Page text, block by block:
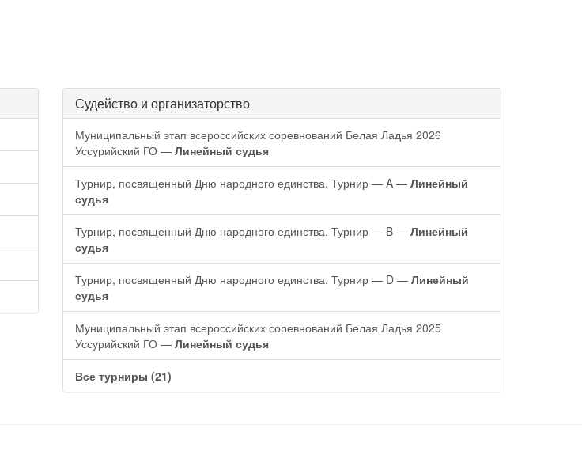
Судейство и организаторство
Муниципальный этап всероссийских соревнований Белая Ладья 2026
Уссурийский ГО — Линейный судья
Турнир, посвященный Дню народного единства. Турнир — A — Линейный
судья
Турнир, посвященный Дню народного единства. Турнир — B — Линейный
судья
Турнир, посвященный Дню народного единства. Турнир — D — Линейный
судья
Муниципальный этап всероссийских соревнований Белая Ладья 2025
Уссурийский ГО — Линейный судья
Все турниры (21)